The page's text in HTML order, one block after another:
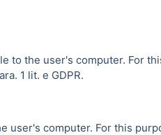
to the user's computer. For
1 lit. e GDPR.
computer. For this